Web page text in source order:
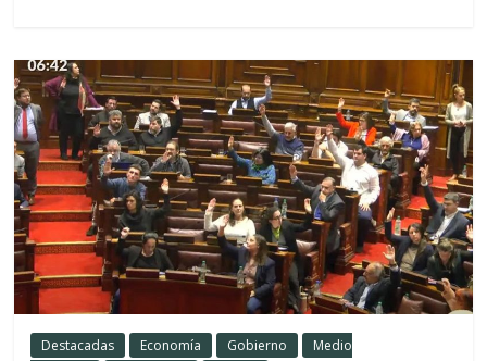
Destacadas Economía Gobierno
Medio